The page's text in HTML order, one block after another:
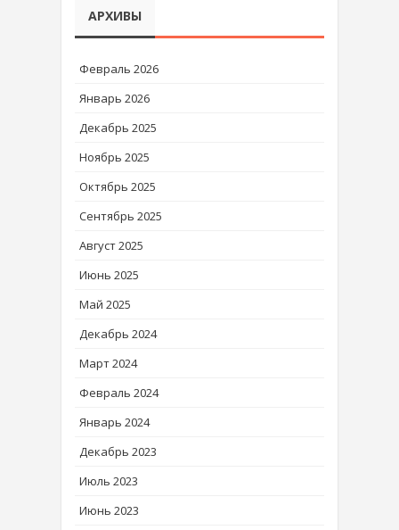
АРХИВЫ
Февраль 2026
Январь 2026
Декабрь 2025
Ноябрь 2025
Октябрь 2025
Сентябрь 2025
Август 2025
Июнь 2025
Май 2025
Декабрь 2024
Март 2024
Февраль 2024
Январь 2024
Декабрь 2023
Июль 2023
Июнь 2023